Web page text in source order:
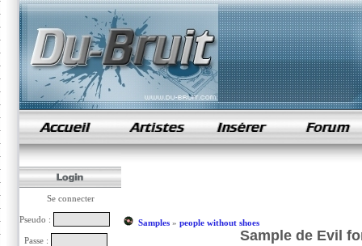
samples de rap
Se connecter
Pseudo :
Passe :
Samples» people without shoes
Sample de Evil